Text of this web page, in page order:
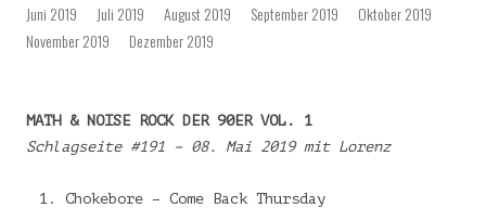
Juni 2019
Juli 2019 August 2019 September 2019
Oktober 2019
November 2019
Dezember 2019
MATH & NOISE ROCK DER 90ER VOL. 1
Schlagseite #191 – 08. Mai 2019 mit Lorenz
Chokebore – Come Back Thursday